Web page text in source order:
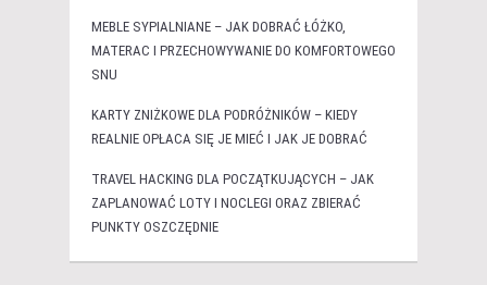
MEBLE SYPIALNIANE – JAK DOBRAĆ ŁÓŻKO,
MATERAC I PRZECHOWYWANIE DO KOMFORTOWEGO
SNU
KARTY ZNIŻKOWE DLA PODRÓŻNIKÓW – KIEDY
REALNIE OPŁACA SIĘ JE MIEĆ I JAK JE DOBRAĆ
TRAVEL HACKING DLA POCZĄTKUJĄCYCH – JAK
ZAPLANOWAĆ LOTY I NOCLEGI ORAZ ZBIERAĆ
PUNKTY OSZCZĘDNIE